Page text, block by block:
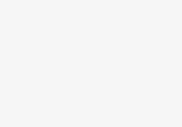
niezbędny do realizacji celu dla jakiego zostały
zgody osoby, której dane dotyczą
zawarcia i realizacji umowy przetwarzanie odbywa
dla zabezpieczenia ewentualnych roszczeń, a w
od momentu pozyskania przechowywane są
i konieczności zachowania dokumentacji
osobowych przysługuje Pani/Panu:
ich kopii na podstawie art. 15 RODO;
art. 16 RODO,